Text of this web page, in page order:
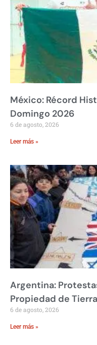
México: Récord
Domingo 2026
6 de agosto, 2026
Leer más »
Argentina:
Propiedad de
6 de agosto, 2026
Leer más »